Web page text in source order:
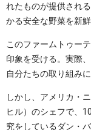
れたものが提供され
かる安全な野菜を新
このファームトゥー
印象を受ける。実際
自分たちの取り組みに
しかし、アメリカ・
ヒル）のシェフで、
究をしているダン・